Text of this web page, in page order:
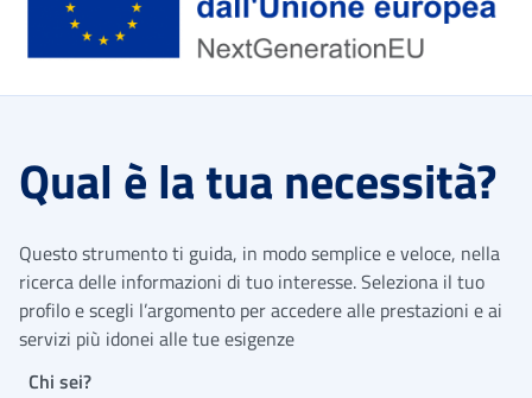
Qual è la tua necessità?
Questo strumento ti guida, in modo semplice e veloce, nella
ricerca delle informazioni di tuo interesse. Seleziona il tuo
profilo e scegli l’argomento per accedere alle prestazioni e ai
servizi più idonei alle tue esigenze
Chi sei?